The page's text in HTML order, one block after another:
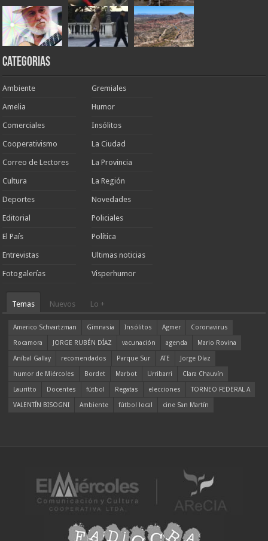
Categorias
Ambiente
Amelia
Comerciales
Cooperativismo
Correo de Lectores
Cultura
Deportes
Editorial
El País
Entrevistas
Fotogalerías
Gremiales
Humor
Insólitos
La Ciudad
La Provincia
La Región
Novedades
Policiales
Política
Ultimas noticias
Visperhumor
Temas Nuevos Lo +
Americo Schvartzman Gimnasia Insólitos Agmer
Coronavirus
Rocamora
JORGE RUBÉN DÍAZ vacunación agenda
Mario Rovina
Aníbal Gallay
recomendados Parque Sur ATE
Jorge Díaz
humor de Miércoles
Bordet Marbot Urribarri
Clara Chauvín
Lauritto
Docentes fútbol Regatas elecciones
TORNEO FEDERAL A
VALENTÍN BISOGNI
Ambiente fútbol local cine San Martín